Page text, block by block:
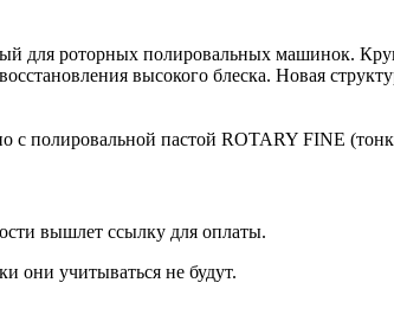
для роторных полировальных машинок.
высокого блеска. Новая
с полировальной пастой ROTARY FINE
вышлет ссылку для оплаты.
они учитываться не будут.